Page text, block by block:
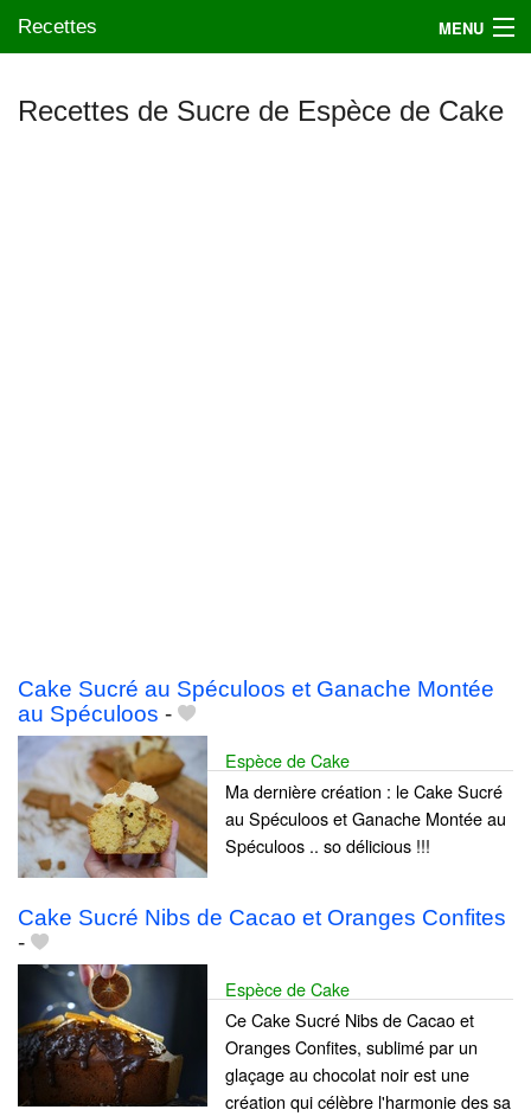
Recettes MENU
Recettes de Sucre de Espèce de Cake
Cake Sucré au Spéculoos et Ganache Montée
au Spéculoos -
Espèce de Cake
Ma dernière création : le Cake Sucré
au Spéculoos et Ganache Montée au
Spéculoos .. so délicious !!!
Cake Sucré Nibs de Cacao et Oranges Confites
-
Espèce de Cake
Ce Cake Sucré Nibs de Cacao et
Oranges Confites, sublimé par un
glaçage au chocolat noir est une
création qui célèbre l'harmonie des sa